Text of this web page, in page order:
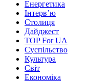
Енергетика
Інтерв’ю
Столиця
Дайджест
TOP For UA
Суспiльство
Культура
Світ
Економіка